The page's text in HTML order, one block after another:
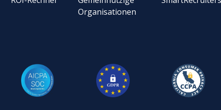
Organisationen